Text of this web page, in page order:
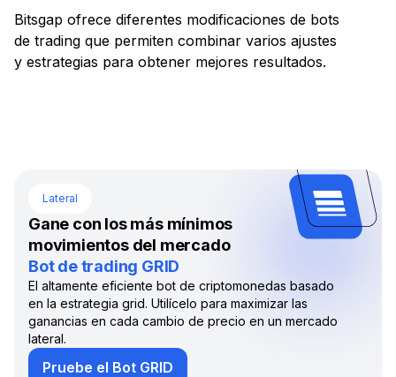
Bitsgap ofrece diferentes modificaciones de bots
de trading que permiten combinar varios ajustes
y estrategias para obtener mejores resultados.
Lateral
Gane con los más mínimos
movimientos del mercado
Bot de trading GRID
El altamente eficiente bot de criptomonedas basado
en la estrategia grid. Utilícelo para maximizar las
ganancias en cada cambio de precio en un mercado
lateral.
Pruebe el Bot GRID